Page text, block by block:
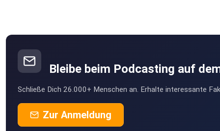
Bleibe beim Podcasting auf
Schließe Dich 26.000+ Menschen an. Erhalte interessante
Zur Anmeldung